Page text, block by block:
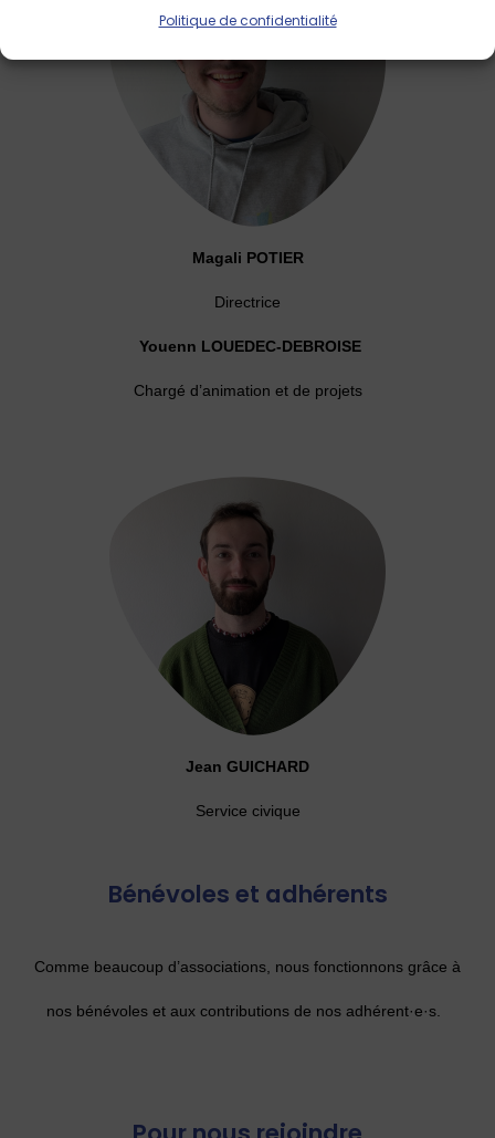
Politique de confidentialité
Magali POTIER
Directrice
Youenn LOUEDEC-DEBROISE
Chargé d’animation et de projets
Jean GUICHARD
Service civique
Bénévoles et adhérents
Comme beaucoup d’associations, nous fonctionnons grâce à
nos bénévoles et aux contributions de nos adhérent·e·s.